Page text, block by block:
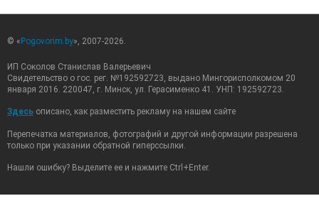
© « Pogovorim.by», 2007-2026.
ИП Соколов Станислав Валерьевич
Свидетельство о гос. рег. №192592723, выдано Мингорисполкомом 20
января 2016. 220047, г. Минск, ул. Герасименко 41. УНП: 192592723.
Здесь описано, как разместить рекламу на нашем сайте
Перепечатка материалов, фотографий и другой информации разрешена
только при указании обратной гиперссылки.
Нашли ошибку? Выделите ее и нажмите Ctrl+Enter.